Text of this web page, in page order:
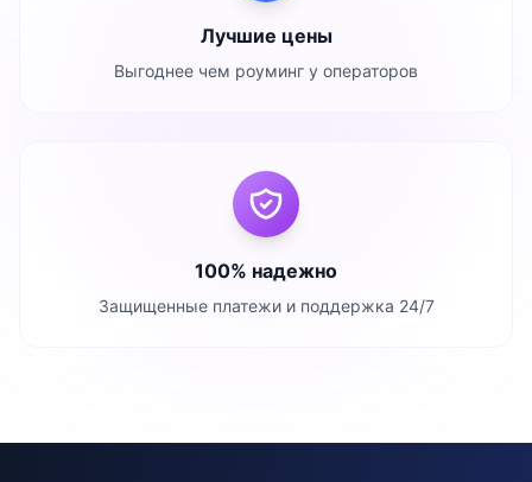
Лучшие цены
Выгоднее чем роуминг у операторов
100% надежно
Защищенные платежи и поддержка 24/7